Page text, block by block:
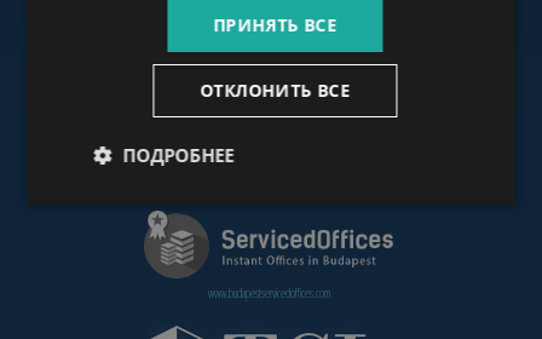
www.budapestpropertysellers.com
www.budapestservicedoffices.com
ПРИНЯТЬ ВСЕ
ОТКЛОНИТЬ ВСЕ
ПОДРОБНЕЕ